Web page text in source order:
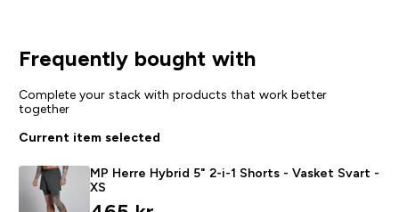
Frequently bought with
Complete your stack with products that work better
together
Current item selected
MP Herre Hybrid 5" 2-i-1 Shorts - Vasket Svart -
XS